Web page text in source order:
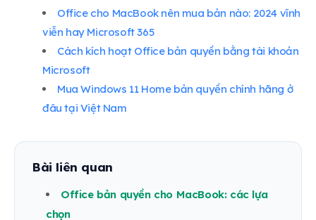
Office cho MacBook nên mua bản nào: 2024 vĩnh
viễn hay Microsoft 365
Cách kích hoạt Office bản quyền bằng tài khoản
Microsoft
Mua Windows 11 Home bản quyền chính hãng ở
đâu tại Việt Nam
Bài liên quan
Office bản quyền cho MacBook: các lựa
chọn